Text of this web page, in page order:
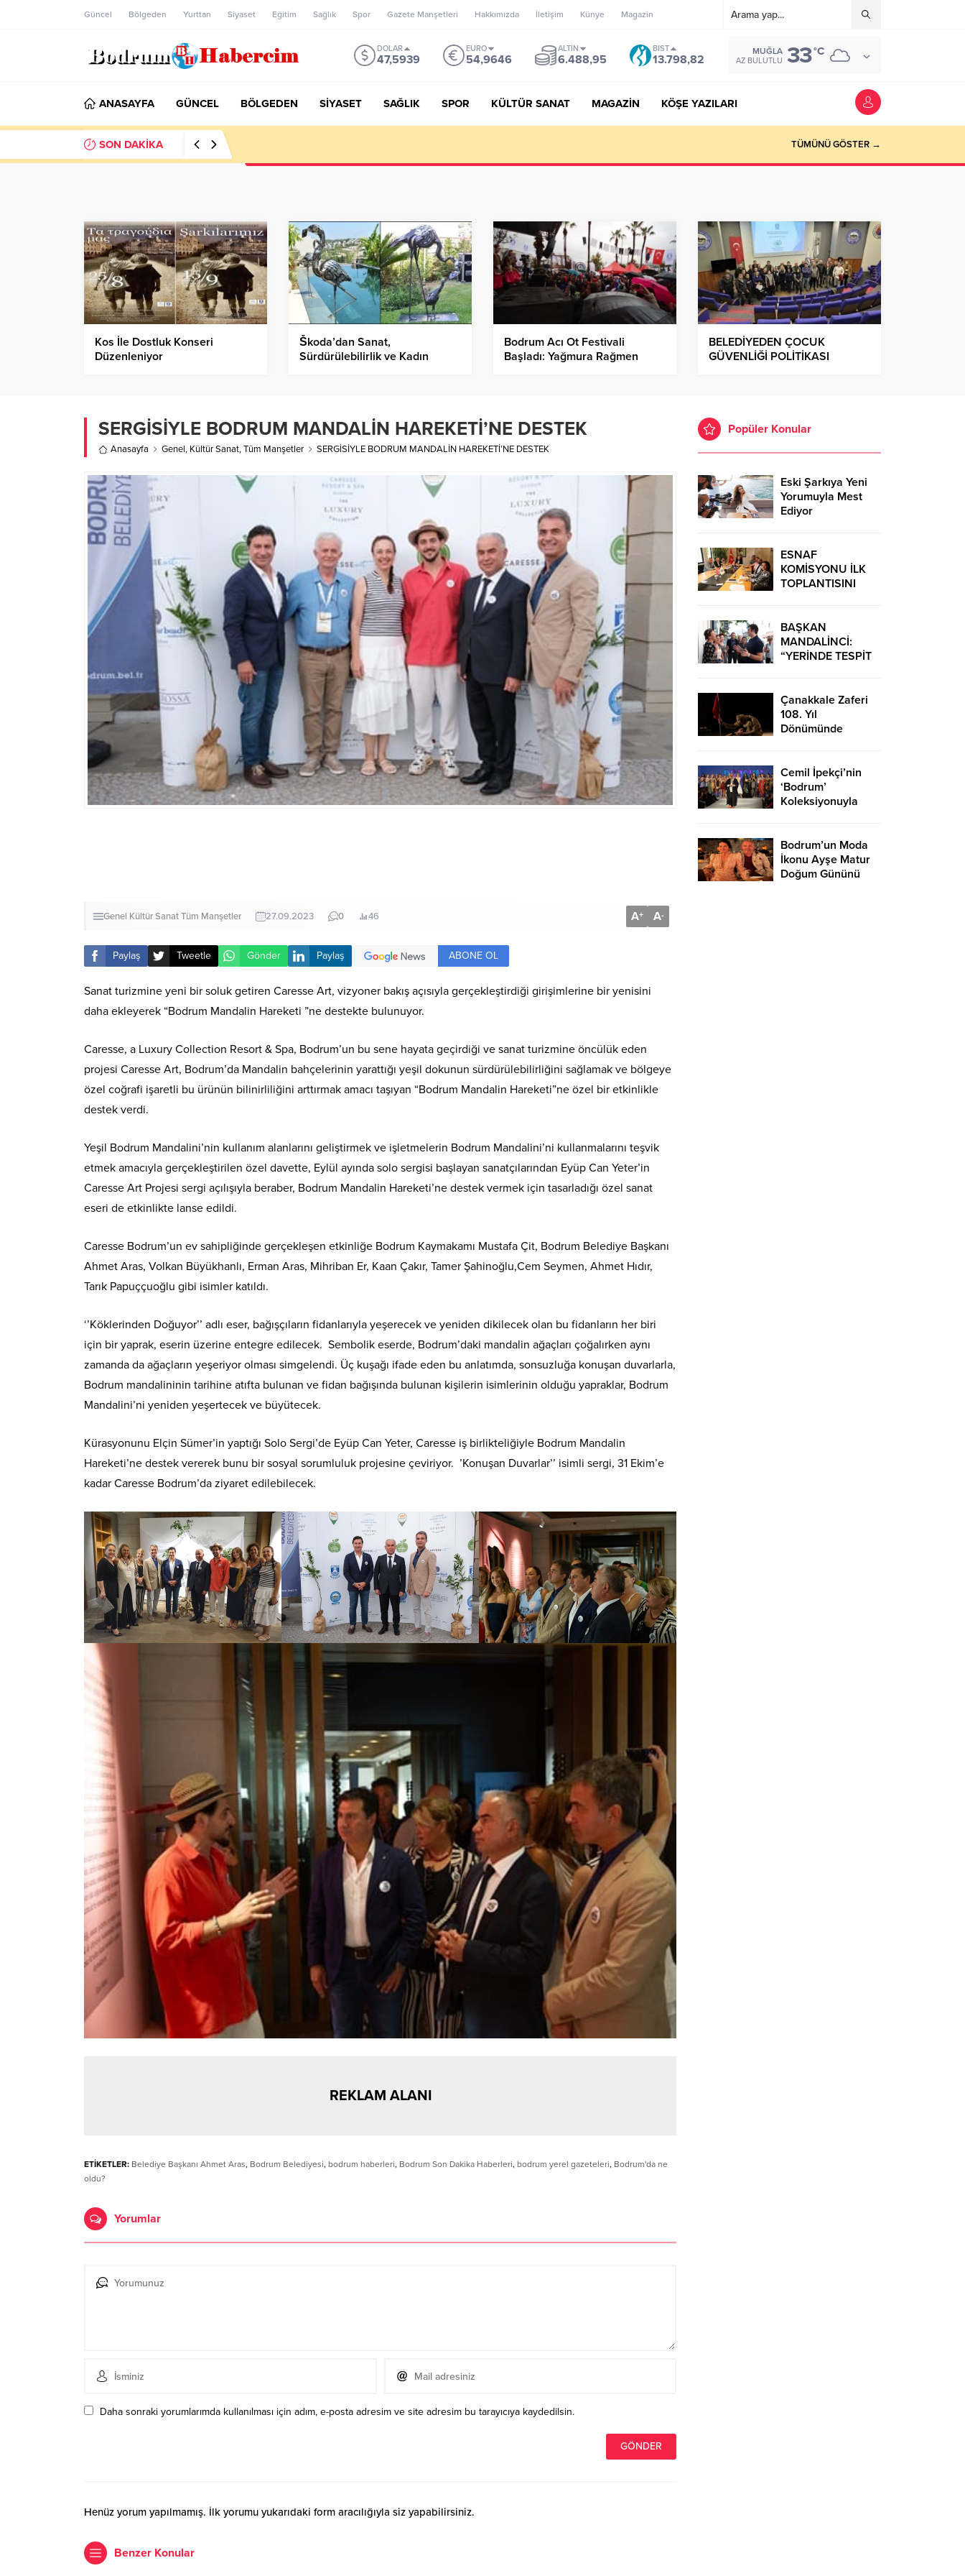
Güncel Bölgeden Yurttan Siyaset Eğitim Sağlık Spor Gazete Manşetleri Hakkımızda İletişim Künye Magazin
DOLAR
47,5939
EURO
54,9646
ALTIN
6.488,95
BIST
13.798,82
MUĞLA
AZ BULUTLU 33°C
ANASAYFA GÜNCEL BÖLGEDEN SİYASET SAĞLIK SPOR KÜLTÜR SANAT MAGAZİN KÖŞE YAZILARI
SON DAKİKA TÜMÜNÜ GÖSTER →
Kos İle Dostluk Konseri
Düzenleniyor
Škoda’dan Sanat,
Sürdürülebilirlik ve Kadın
Bodrum Acı Ot Festivali
Başladı: Yağmura Rağmen
BELEDİYEDEN ÇOCUK
GÜVENLİĞİ POLİTİKASI
SERGİSİYLE BODRUM MANDALİN HAREKETİ’NE DESTEK
Anasayfa Genel, Kültür Sanat,Tüm Manşetler SERGİSİYLE BODRUM MANDALİN HAREKETİ’NE DESTEK
Genel Kültür SanatTüm Manşetler 27.09.2023 0 46 A+ A-
Paylaş Tweetle Gönder Paylaş ABONE OL
Sanat turizmine yeni bir soluk getiren Caresse Art, vizyoner bakış açısıyla gerçekleştirdiği girişimlerine bir yenisini
daha ekleyerek “Bodrum Mandalin Hareketi ”ne destekte bulunuyor.
Caresse, a Luxury Collection Resort & Spa, Bodrum’un bu sene hayata geçirdiği ve sanat turizmine öncülük eden
projesi Caresse Art, Bodrum’da Mandalin bahçelerinin yarattığı yeşil dokunun sürdürülebilirliğini sağlamak ve bölgeye
özel coğrafi işaretli bu ürünün bilinirliliğini arttırmak amacı taşıyan “Bodrum Mandalin Hareketi”ne özel bir etkinlikle
destek verdi.
Yeşil Bodrum Mandalini’nin kullanım alanlarını geliştirmek ve işletmelerin Bodrum Mandalini’ni kullanmalarını teşvik
etmek amacıyla gerçekleştirilen özel davette, Eylül ayında solo sergisi başlayan sanatçılarından Eyüp Can Yeter’in
Caresse Art Projesi sergi açılışıyla beraber, Bodrum Mandalin Hareketi’ne destek vermek için tasarladığı özel sanat
eseri de etkinlikte lanse edildi.
Caresse Bodrum’un ev sahipliğinde gerçekleşen etkinliğe Bodrum Kaymakamı Mustafa Çit, Bodrum Belediye Başkanı
Ahmet Aras, Volkan Büyükhanlı, Erman Aras, Mihriban Er, Kaan Çakır, Tamer Şahinoğlu,Cem Seymen, Ahmet Hıdır,
Tarık Papuççuoğlu gibi isimler katıldı.
‘’Köklerinden Doğuyor’’ adlı eser, bağışçıların fidanlarıyla yeşerecek ve yeniden dikilecek olan bu fidanların her biri
için bir yaprak, eserin üzerine entegre edilecek. Sembolik eserde, Bodrum’daki mandalin ağaçları çoğalırken aynı
zamanda da ağaçların yeşeriyor olması simgelendi. Üç kuşağı ifade eden bu anlatımda, sonsuzluğa konuşan duvarlarla,
Bodrum mandalininin tarihine atıfta bulunan ve fidan bağışında bulunan kişilerin isimlerinin olduğu yapraklar, Bodrum
Mandalini’ni yeniden yeşertecek ve büyütecek.
Kürasyonunu Elçin Sümer’in yaptığı Solo Sergi’de Eyüp Can Yeter, Caresse iş birlikteliğiyle Bodrum Mandalin
Hareketi’ne destek vererek bunu bir sosyal sorumluluk projesine çeviriyor. ’Konuşan Duvarlar’’ isimli sergi, 31 Ekim’e
kadar Caresse Bodrum’da ziyaret edilebilecek.
REKLAM ALANI
ETİKETLER: Belediye Başkanı Ahmet Aras, Bodrum Belediyesi, bodrum haberleri, Bodrum Son Dakika Haberleri, bodrum yerel gazeteleri, Bodrum'da ne
oldu?
Yorumlar
Daha sonraki yorumlarımda kullanılması için adım, e-posta adresim ve site adresim bu tarayıcıya kaydedilsin.
Henüz yorum yapılmamış. İlk yorumu yukarıdaki form aracılığıyla siz yapabilirsiniz.
Benzer Konular
Popüler Konular
Eski Şarkıya Yeni
Yorumuyla Mest
Ediyor
ESNAF
KOMİSYONU İLK
TOPLANTISINI
BAŞKAN
MANDALİNCİ:
“YERİNDE TESPİT
ÜRETİYORUZ”
Çanakkale Zaferi
108. Yıl
Dönümünde
Kutlandı
Cemil İpekçi’nin
‘Bodrum’
Koleksiyonuyla
Bodrum’un Moda
İkonu Ayşe Matur
Doğum Gününü